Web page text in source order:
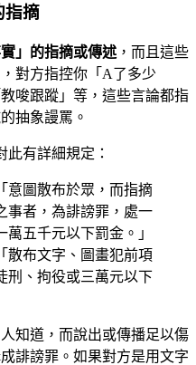
指摘
」的指摘或傳述 ，而且這些
對方指控你「A了多少
唆跟蹤」等，這些言論都指
抽象謾罵。
此有詳細規定：
意圖散布於眾，而指摘
事者，為誹謗罪，處一
五千元以下罰金。」
散布文字、圖畫犯前項
刑、拘役或三萬元以下
知道，而說出或傳播足以傷
誹謗罪。如果對方是用文字